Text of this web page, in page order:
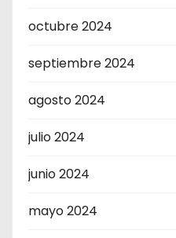
octubre 2024
septiembre 2024
agosto 2024
julio 2024
junio 2024
mayo 2024